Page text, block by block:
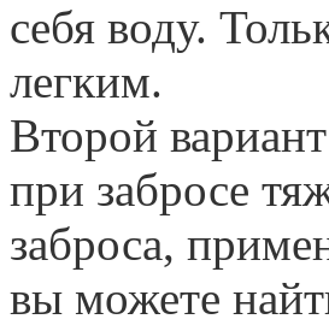
себя воду.
легким.
Второй
при забросе
заброса,
вы можете